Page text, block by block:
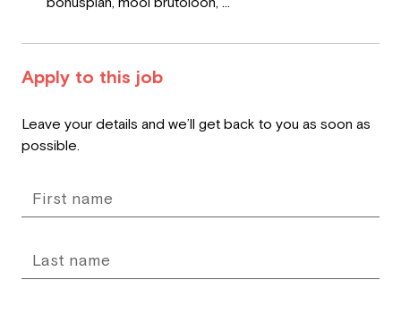
Apply to this job
field
Leave your details and we’ll get back to you as soon as
possible.